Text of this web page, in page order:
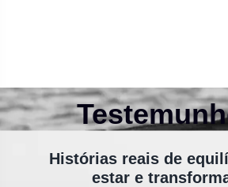
Histórias reais de
estar e